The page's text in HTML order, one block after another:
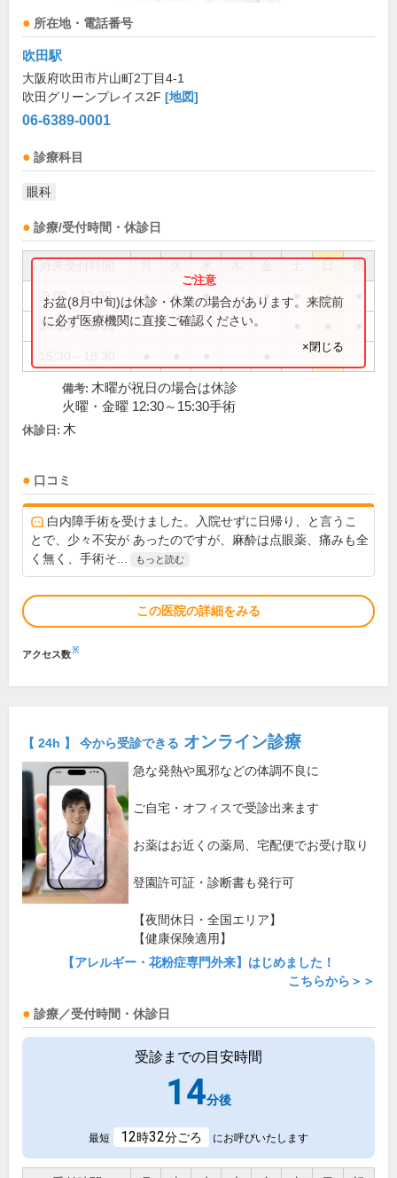
所在地・電話番号
吹田駅
大阪府吹田市片山町2丁目4-1
吹田グリーンプレイス2F [地図]
06-6389-0001
診療科目
眼科
診療/受付時間・休診日
祝
9:00～12:30 ● ● ● ● ●
14:30～18:00
お盆(8月中旬)は休診・休業の場合があります。来院前
に必ず医療機関に直接ご確認ください。
×閉じる
備考: 木曜が祝日の場合は休診
火曜・金曜 12:30～15:30手術
休診日: 木
口コミ
白内障手術を受けました。入院せずに日帰り、と言うこ
とで、少々不安が あったのですが、麻酔は点眼薬、痛みも全
く無く、手術そ...
もっと読む
この医院の詳細をみる
アクセス数※
【 24h 】 今から受診できる オンライン診療
急な発熱や風邪などの体調不良に
ご自宅・オフィスで受診出来ます
お薬はお近くの薬局、宅配便でお受け取り
登園許可証・診断書も発行可
【夜間休日・全国エリア】
【健康保険適用】
【アレルギー・花粉症専門外来】はじめました！
こちらから＞＞
診療／受付時間・休診日
受診までの目安時間
14分後
最短 12時32分ごろ にお呼びいたします